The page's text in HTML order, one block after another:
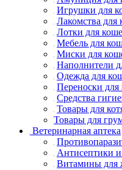
Игрушки для
Лакомства для
Лотки для
Мебель для
Миски для
Наполнители
Одежда для
Переноски для
Средства
Товары для
Товары для
Ветеринарная аптека
Антисептики
Витамины для